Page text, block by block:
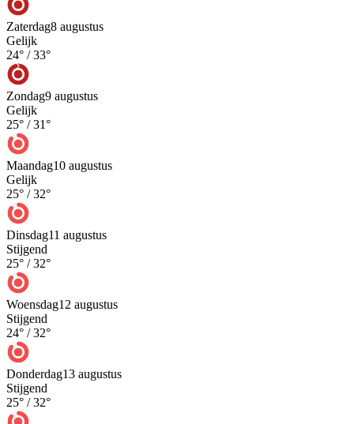
Zaterdag8 augustus
Gelijk
24° /33°
Zondag9 augustus
Gelijk
25° /31°
Maandag10 augustus
Gelijk
25° /32°
Dinsdag11 augustus
Stijgend
25° /32°
Woensdag12 augustus
Stijgend
24° /32°
Donderdag13 augustus
Stijgend
25° /32°